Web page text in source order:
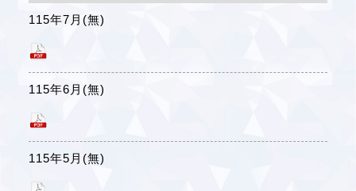
115年7月(無)
115年6月(無)
115年5月(無)